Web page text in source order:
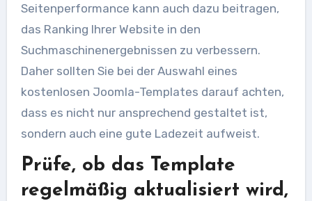
Seitenperformance kann auch dazu beitragen,
das Ranking Ihrer Website in den
Suchmaschinenergebnissen zu verbessern.
Daher sollten Sie bei der Auswahl eines
kostenlosen Joomla-Templates darauf achten,
dass es nicht nur ansprechend gestaltet ist,
sondern auch eine gute Ladezeit aufweist.
Prüfe, ob das Template
regelmäßig aktualisiert wird,